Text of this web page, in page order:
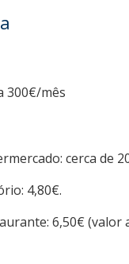
300€/mês
cerca de
4,80€.
6,50€ (valor